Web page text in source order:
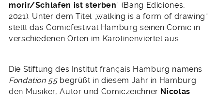
morir/Schlafen ist sterben” (Bang Ediciones,
2021). Unter dem Titel „walking is a form of drawing“
stellt das Comicfestival Hamburg seinen Comic in
verschiedenen Orten im Karolinenviertel aus.
Die Stiftung des Institut français Hamburg namens
Fondation 55begrüßt in diesem Jahr in Hamburg
den Musiker, Autor und Comiczeichner Nicolas